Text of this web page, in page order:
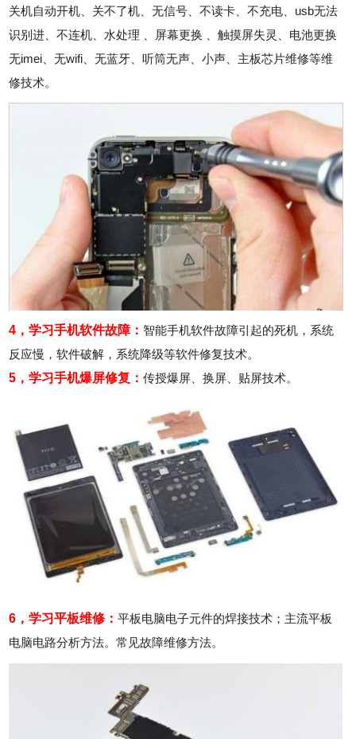
关机自动开机、关不了机、无信号、不读卡、不充电、usb无法
识别进、不连机、水处理 、屏幕更换 、触摸屏失灵、电池更换
无imei、无wifi、无蓝牙、听筒无声、小声、主板芯片维修等维
修技术。
4，学习手机软件故障： 智能手机软件故障引起的死机，系统
反应慢，软件破解，系统降级等软件修复技术。
5，学习手机爆屏修复 ：传授爆屏、换屏、贴屏技术。
6，学习平板维修：平板电脑电子元件的焊接技术；主流平板
电脑电路分析方法。常见故障维修方法。